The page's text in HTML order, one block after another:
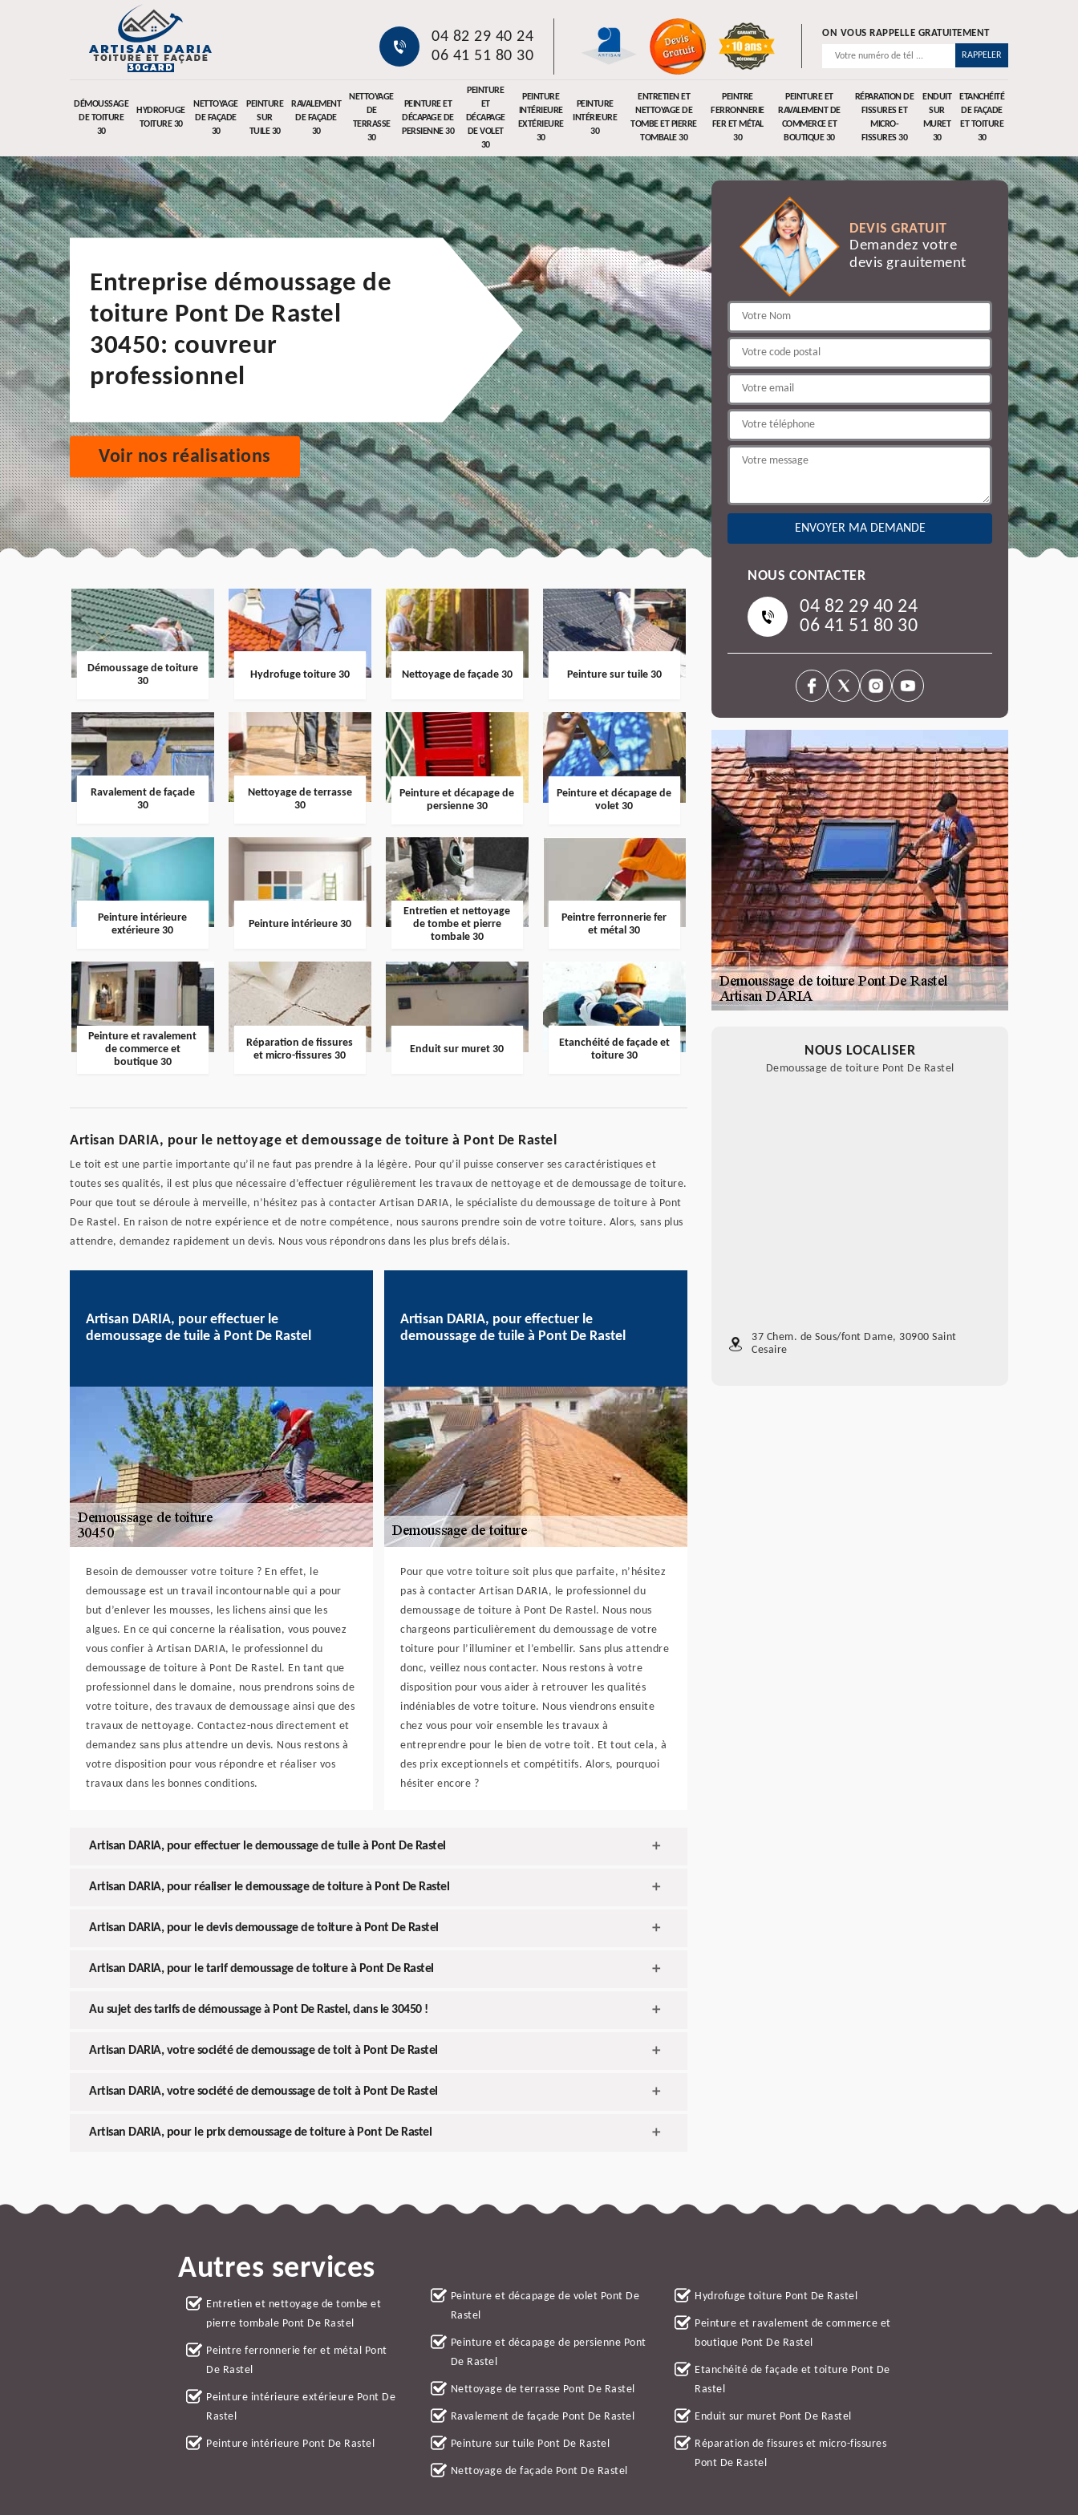
04 82 29 40 24
06 41 51 80 30
ON VOUS RAPPELLE GRATUITEMENT
DÉMOUSSAGE
DE TOITURE
30
HYDROFUGE
TOITURE 30
NETTOYAGE
DE FAÇADE
30
PEINTURE
SUR
TUILE 30
RAVALEMENT
DE FAÇADE
30
NETTOYAGE
DE
TERRASSE
30
PEINTURE ET
DÉCAPAGE DE
PERSIENNE 30
PEINTURE
ET
DÉCAPAGE
DE VOLET
30
PEINTURE
INTÉRIEURE
EXTÉRIEURE
30
PEINTURE
INTÉRIEURE
30
ENTRETIEN ET
NETTOYAGE DE
TOMBE ET PIERRE
TOMBALE 30
PEINTRE
FERRONNERIE
FER ET MÉTAL
30
PEINTURE ET
RAVALEMENT DE
COMMERCE ET
BOUTIQUE 30
RÉPARATION DE
FISSURES ET
MICRO-
FISSURES 30
ENDUIT
SUR
MURET
30
ETANCHÉITÉ
DE FAÇADE
ET TOITURE
30
Entreprise démoussage de
toiture Pont De Rastel
30450: couvreur
professionnel
Voir nos réalisations
Démoussage de toiture
30
Hydrofuge toiture 30 Nettoyage de façade 30 Peinture sur tuile 30
Ravalement de façade
30
Nettoyage de terrasse
30
Peinture et décapage de
persienne 30
Peinture et décapage de
volet 30
Peinture intérieure
extérieure 30
Peinture intérieure 30
Entretien et nettoyage
de tombe et pierre
tombale 30
Peintre ferronnerie fer
et métal 30
Peinture et ravalement
de commerce et
boutique 30
Réparation de fissures
et micro-fissures 30
Enduit sur muret 30
Etanchéité de façade et
toiture 30
Artisan DARIA, pour le nettoyage et demoussage de toiture à Pont De Rastel
Le toit est une partie importante qu’il ne faut pas prendre à la légère. Pour qu’il puisse conserver ses caractéristiques et
toutes ses qualités, il est plus que nécessaire d’effectuer régulièrement les travaux de nettoyage et de demoussage de toiture.
Pour que tout se déroule à merveille, n’hésitez pas à contacter Artisan DARIA, le spécialiste du demoussage de toiture à Pont
De Rastel. En raison de notre expérience et de notre compétence, nous saurons prendre soin de votre toiture. Alors, sans plus
attendre, demandez rapidement un devis. Nous vous répondrons dans les plus brefs délais.
Artisan DARIA, pour effectuer le
demoussage de tuile à Pont De Rastel
Besoin de demousser votre toiture ? En effet, le
demoussage est un travail incontournable qui a pour
but d’enlever les mousses, les lichens ainsi que les
algues. En ce qui concerne la réalisation, vous pouvez
vous confier à Artisan DARIA, le professionnel du
demoussage de toiture à Pont De Rastel. En tant que
professionnel dans le domaine, nous prendrons soins de
votre toiture, des travaux de demoussage ainsi que des
travaux de nettoyage. Contactez-nous directement et
demandez sans plus attendre un devis. Nous restons à
votre disposition pour vous répondre et réaliser vos
travaux dans les bonnes conditions.
Artisan DARIA, pour effectuer le
demoussage de tuile à Pont De Rastel
Pour que votre toiture soit plus que parfaite, n’hésitez
pas à contacter Artisan DARIA, le professionnel du
demoussage de toiture à Pont De Rastel. Nous nous
chargeons particulièrement du demoussage de votre
toiture pour l’illuminer et l’embellir. Sans plus attendre
donc, veillez nous contacter. Nous restons à votre
disposition pour vous aider à retrouver les qualités
indéniables de votre toiture. Nous viendrons ensuite
chez vous pour voir ensemble les travaux à
entreprendre pour le bien de votre toit. Et tout cela, à
des prix exceptionnels et compétitifs. Alors, pourquoi
hésiter encore ?
Artisan DARIA, pour effectuer le demoussage de tuile à Pont De Rastel
Artisan DARIA, pour réaliser le demoussage de toiture à Pont De Rastel
Artisan DARIA, pour le devis demoussage de toiture à Pont De Rastel
Artisan DARIA, pour le tarif demoussage de toiture à Pont De Rastel
Au sujet des tarifs de démoussage à Pont De Rastel, dans le 30450 !
Artisan DARIA, votre société de demoussage de toit à Pont De Rastel
Artisan DARIA, votre société de demoussage de toit à Pont De Rastel
Artisan DARIA, pour le prix demoussage de toiture à Pont De Rastel
DEVIS GRATUIT
Demandez votre
devis grauitement
NOUS CONTACTER
04 82 29 40 24
06 41 51 80 30
NOUS LOCALISER
Demoussage de toiture Pont De Rastel
37 Chem. de Sous/font Dame, 30900 Saint
Cesaire
Autres services
Entretien et nettoyage de tombe et
pierre tombale Pont De Rastel
Peintre ferronnerie fer et métal Pont
De Rastel
Peinture intérieure extérieure Pont De
Rastel
Peinture intérieure Pont De Rastel
Peinture et décapage de volet Pont De
Rastel
Peinture et décapage de persienne Pont
De Rastel
Nettoyage de terrasse Pont De Rastel
Ravalement de façade Pont De Rastel
Peinture sur tuile Pont De Rastel
Nettoyage de façade Pont De Rastel
Hydrofuge toiture Pont De Rastel
Peinture et ravalement de commerce et
boutique Pont De Rastel
Etanchéité de façade et toiture Pont De
Rastel
Enduit sur muret Pont De Rastel
Réparation de fissures et micro-fissures
Pont De Rastel